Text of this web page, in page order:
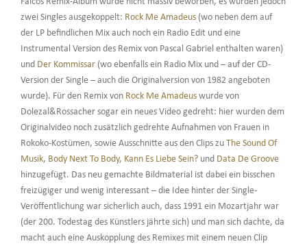
zwei Singles ausgekoppelt: Rock Me Amadeus(wo neben dem auf
der LP befindlichen Mix auch noch ein Radio Edit und eine
Instrumental Version des Remix von Pascal Gabriel enthalten waren)
und Der Kommissar(wo ebenfalls ein Radio Mix und – auf der CD-
Version der Single – auch die Originalversion von 1982 angeboten
wurde). Für den Remix von Rock Me Amadeuswurde von
Dolezal&Rossacher sogar ein neues Video gedreht: hier wurden dem
Originalvideo noch zusätzlich gedrehte Aufnahmen von Frauen in
Rokoko-Kostümen, sowie Ausschnitte aus den Clips zu The Sound Of
Musik, Body Next To Body, Kann Es Liebe Sein?und Data De Groove
hinzugefügt. Das neu gemachte Bildmaterial ist dabei ein bisschen
freizügiger und wenig interessant – die Idee hinter der Single-
Veröffentlichung war sicherlich auch, dass 1991 ein Mozartjahr war
(der 200. Todestag des Künstlers jährte sich) und man sich dachte, da
macht auch eine Auskopplung des Remixes mit einem neuen Clip